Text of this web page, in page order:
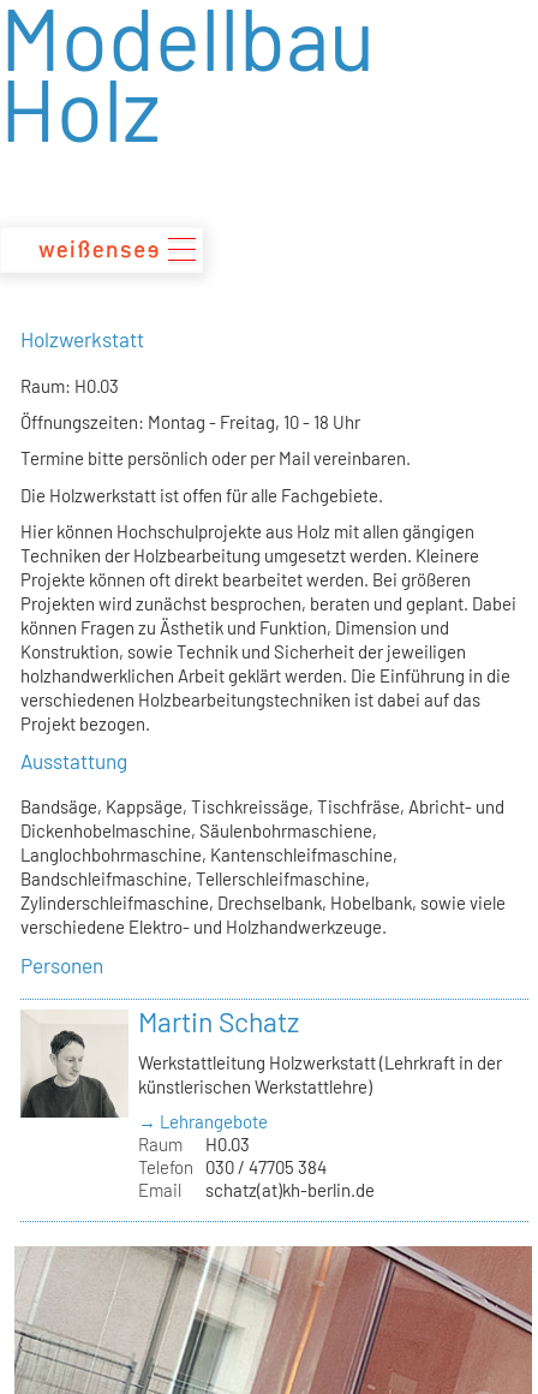
zum
Inhalt
Modellbau
Holz
Holzwerkstatt
Raum: H0.03
Öffnungszeiten: Montag - Freitag, 10 - 18 Uhr
Termine bitte persönlich oder per Mail vereinbaren.
Die Holzwerkstatt ist offen für alle Fachgebiete.
Hier können Hochschulprojekte aus Holz mit allen gängigen
Techniken der Holzbearbeitung umgesetzt werden. Kleinere
Projekte können oft direkt bearbeitet werden. Bei größeren
Projekten wird zunächst besprochen, beraten und geplant. Dabei
können Fragen zu Ästhetik und Funktion, Dimension und
Konstruktion, sowie Technik und Sicherheit der jeweiligen
holzhandwerklichen Arbeit geklärt werden. Die Einführung in die
verschiedenen Holzbearbeitungstechniken ist dabei auf das
Projekt bezogen.
Ausstattung
Bandsäge, Kappsäge, Tischkreissäge, Tischfräse, Abricht- und
Dickenhobelmaschine, Säulenbohrmaschiene,
Langlochbohrmaschine, Kantenschleifmaschine,
Bandschleifmaschine, Tellerschleifmaschine,
Zylinderschleifmaschine, Drechselbank, Hobelbank, sowie viele
verschiedene Elektro- und Holzhandwerkzeuge.
Personen
Martin Schatz
Werkstattleitung Holzwerkstatt (Lehrkraft in der
künstlerischen Werkstattlehre)
→ Lehrangebote
Raum
H0.03
Telefon
030 / 47705 384
Email
schatz(at)kh-berlin.de